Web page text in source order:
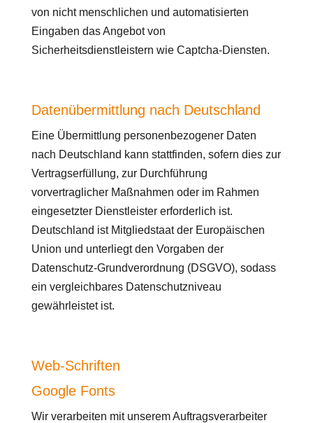
von nicht menschlichen und automatisierten
Eingaben das Angebot von
Sicherheitsdienstleistern wie Captcha-Diensten.
Datenübermittlung nach Deutschland
Eine Übermittlung personenbezogener Daten
nach Deutschland kann stattfinden, sofern dies zur
Vertragserfüllung, zur Durchführung
vorvertraglicher Maßnahmen oder im Rahmen
eingesetzter Dienstleister erforderlich ist.
Deutschland ist Mitgliedstaat der Europäischen
Union und unterliegt den Vorgaben der
Datenschutz-Grundverordnung (DSGVO), sodass
ein vergleichbares Datenschutzniveau
gewährleistet ist.
Web-Schriften
Google Fonts
Wir verarbeiten mit unserem Auftragsverarbeiter